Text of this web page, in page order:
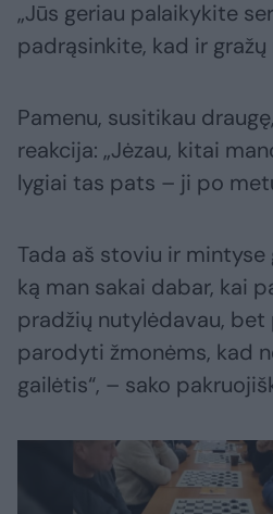
„Jūs geriau palaikykite
padrąsinkite, kad ir
Pamenu, susitikau
reakcija: „Jėzau, kitai
lygiai tas pats – ji po
Tada aš stoviu ir mintyse
ką man sakai dabar, kai
pradžių nutylėdavau,
parodyti žmonėms, kad
gailėtis“, – sako